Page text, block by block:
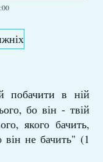
побачити в ній
бо він - твій
якого бачить,
не бачить" (1